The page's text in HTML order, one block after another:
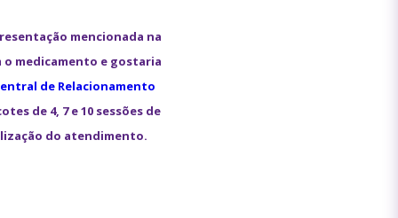
mencionada na
o medicamento e gostaria
de Relacionamento
de 4, 7 e 10 sessões de
do atendimento.